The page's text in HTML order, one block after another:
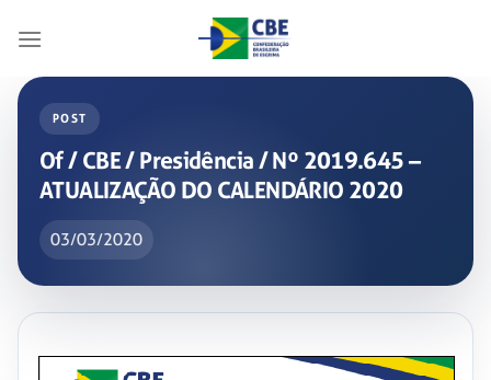
POST
Of / CBE / Presidência / Nº 2019.645 –
ATUALIZAÇÃO DO CALENDÁRIO 2020
03/03/2020